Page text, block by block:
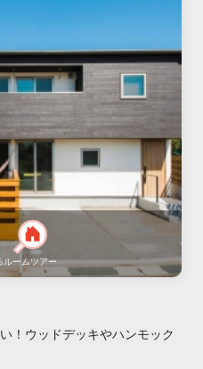
ルームツアー
！ウッドデッキやハンモック